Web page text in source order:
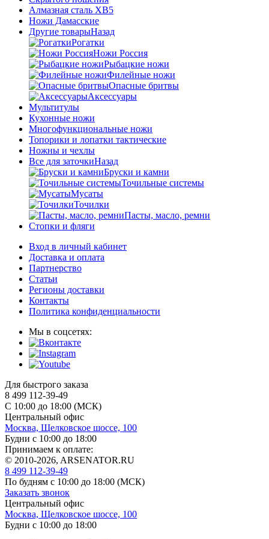
Алмазная сталь ХВ5
Ножи Дамасские
Другие товарыНазад
Рогатки
Ножи Россия
Рыбацкие ножи
Филейные ножи
Опасные бритвы
Аксессуары
Мультитулы
Кухонные ножи
Многофункциональные ножи
Топорики и лопатки тактические
Ножны и чехлы
Все для заточкиНазад
Бруски и камни
Точильные системы
Мусаты
Точилки
Пасты, масло, ремни
Стопки и фляги
Вход в личный кабинет
Доставка и оплата
Партнерство
Статьи
Регионы доставки
Контакты
Политика конфиденциальности
Мы в соцсетях:
Для быстрого заказа
8 499 112-39-49
С 10:00 до 18:00 (МСК)
Центральный офис
Москва, Щелковское шоссе, 100
Будни с 10:00 до 18:00
Принимаем к оплате:
© 2010-2026, ARSENATOR.RU
8 499 112-39-49
По будням с 10:00 до 18:00 (МСК)
Заказать звонок
Центральный офис
Москва, Щелковское шоссе, 100
Будни с 10:00 до 18:00